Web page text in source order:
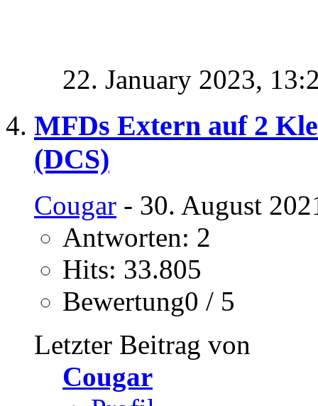
22. January 2023,
MFDs Extern auf 2
(DCS)
Cougar - 30. August
Antworten: 2
Hits: 33.805
Bewertung0 / 5
Letzter Beitrag von
Cougar